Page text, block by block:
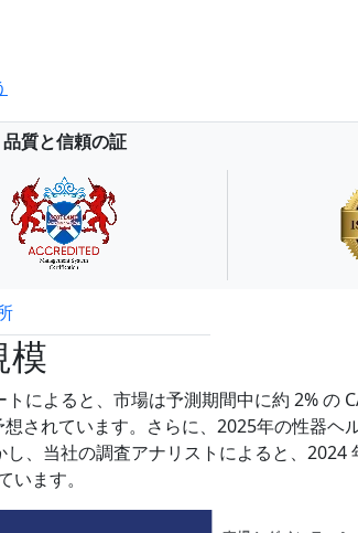
品質と信頼の証
模
によると、市場は予測期間中に約 2% の
されています。さらに、2025年の性器ヘ
、当社の調査アナリストによると、2024
ます。